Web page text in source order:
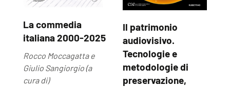
La commedia
italiana 2000-2025
Rocco Moccagatta e
Giulio Sangiorgio (a
cura di)
Il patrimonio
audiovisivo.
Tecnologie e
metodologie di
preservazione,